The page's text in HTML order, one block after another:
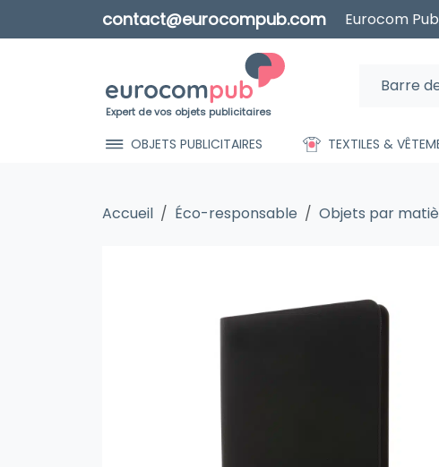
contact@eurocompub.com Eurocom
Expert de vos objets publicitaires
OBJETS PUBLICITAIRES TEXTILES &
Accueil Éco-responsable Objets par